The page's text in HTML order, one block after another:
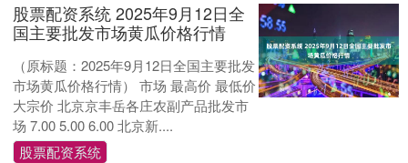
股票配资系统 2025年9月12日全
国主要批发市场黄瓜价格行情
（原标题：2025年9月12日全国主要批发
市场黄瓜价格行情） 市场 最高价 最低价
大宗价 北京京丰岳各庄农副产品批发市
场 7.00 5.00 6.00 北京新....
股票配资系统